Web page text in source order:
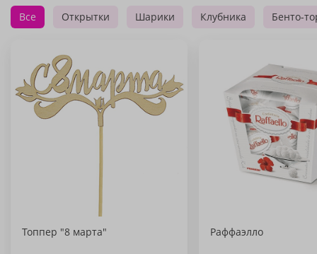
Все Открытки Шарики Клубника Бенто-
Топпер "8 марта" Раффаэлло